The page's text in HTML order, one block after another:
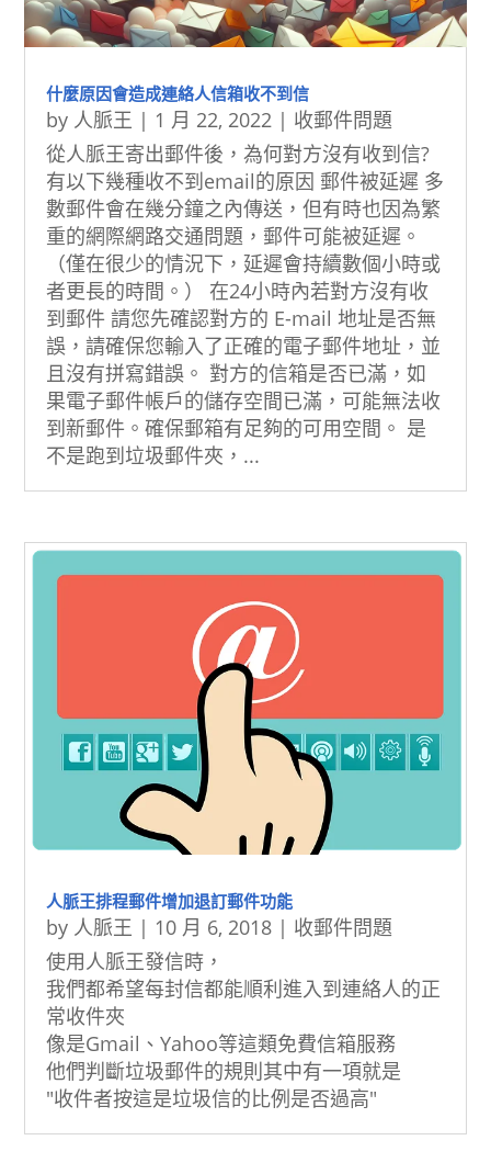
什麼原因會造成連絡人信箱收不到信
by 人脈王 | 1 月 22, 2022 | 收郵件問題
從人脈王寄出郵件後，為何對方沒有收到信?
有以下幾種收不到email的原因 郵件被延遲 多
數郵件會在幾分鐘之內傳送，但有時也因為繁
重的網際網路交通問題，郵件可能被延遲。
（僅在很少的情況下，延遲會持續數個小時或
者更長的時間。） 在24小時內若對方沒有收
到郵件 請您先確認對方的 E-mail 地址是否無
誤，請確保您輸入了正確的電子郵件地址，並
且沒有拼寫錯誤。 對方的信箱是否已滿，如
果電子郵件帳戶的儲存空間已滿，可能無法收
到新郵件。確保郵箱有足夠的可用空間。 是
不是跑到垃圾郵件夾，...
人脈王排程郵件增加退訂郵件功能
by 人脈王 | 10 月 6, 2018 | 收郵件問題
使用人脈王發信時，
我們都希望每封信都能順利進入到連絡人的正
常收件夾
像是Gmail、Yahoo等這類免費信箱服務
他們判斷垃圾郵件的規則其中有一項就是
"收件者按這是垃圾信的比例是否過高"